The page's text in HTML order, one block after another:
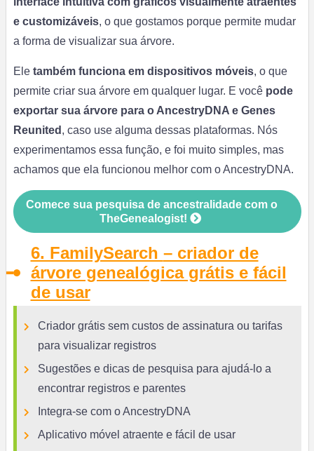
e customizáveis, o que gostamos porque permite mudar
a forma de visualizar sua árvore.
Ele também funciona em dispositivos móveis, o que
permite criar sua árvore em qualquer lugar. E você pode
exportar sua árvore para o AncestryDNA e Genes
Reunited , caso use alguma dessas plataformas. Nós
experimentamos essa função, e foi muito simples, mas
achamos que ela funcionou melhor com o AncestryDNA.
Comece sua pesquisa de ancestralidade com o
TheGenealogist!
6. FamilySearch – criador de
árvore genealógica grátis e fácil
de usar
Criador grátis sem custos de assinatura ou tarifas
para visualizar registros
Sugestões e dicas de pesquisa para ajudá-lo a
encontrar registros e parentes
Integra-se com o AncestryDNA
Aplicativo móvel atraente e fácil de usar